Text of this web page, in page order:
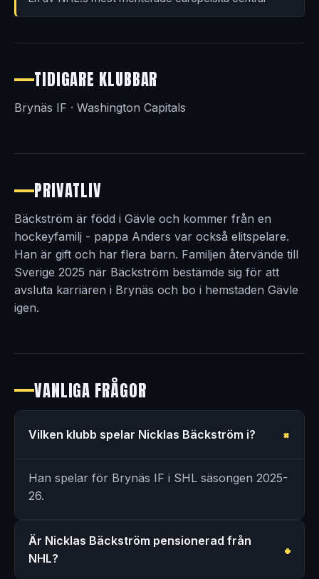
TIDIGARE KLUBBAR
Brynäs IF · Washington Capitals
PRIVATLIV
Bäckström är född i Gävle och kommer från en
hockeyfamilj - pappa Anders var också elitspelare.
Han är gift och har flera barn. Familjen återvände till
Sverige 2025 när Bäckström bestämde sig för att
avsluta karriären i Brynäs och bo i hemstaden Gävle
igen.
VANLIGA FRÅGOR
Vilken klubb spelar Nicklas Bäckström i?
Han spelar för Brynäs IF i SHL säsongen 2025-
26.
Är Nicklas Bäckström pensionerad från
NHL?